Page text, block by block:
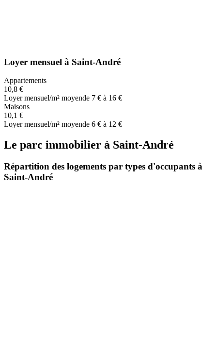
Loyer mensuel à Saint-André
Appartements
10,8 €
Loyer mensuel/m² moyende 7 € à 16 €
Maisons
10,1 €
Loyer mensuel/m² moyende 6 € à 12 €
Le parc immobilier à Saint-André
Répartition des logements par types d'occupants à
Saint-André